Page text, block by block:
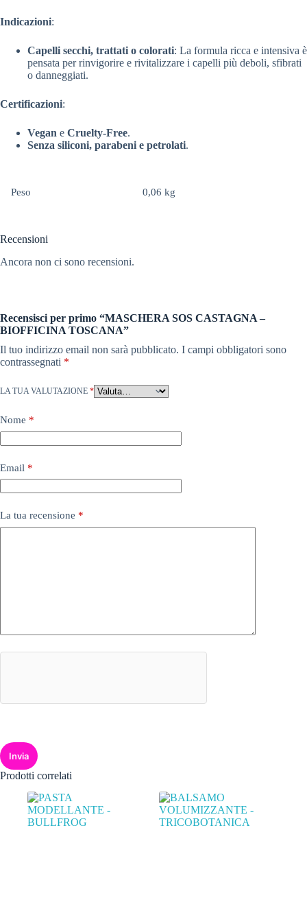
Indicazioni:
Capelli secchi, trattati o colorati: La formula ricca e intensiva è
pensata per rinvigorire e rivitalizzare i capelli più deboli, sfibrati
o danneggiati.
Certificazioni:
Vegan e Cruelty-Free.
Senza siliconi, parabeni e petrolati.
Peso 0,06 kg
Recensioni
Ancora non ci sono recensioni.
Recensisci per primo “MASCHERA SOS CASTAGNA –
BIOFFICINA TOSCANA”
Il tuo indirizzo email non sarà pubblicato. I campi obbligatori sono
contrassegnati *
LA TUA VALUTAZIONE *
Nome *
Email *
La tua recensione *
Invia
Prodotti correlati